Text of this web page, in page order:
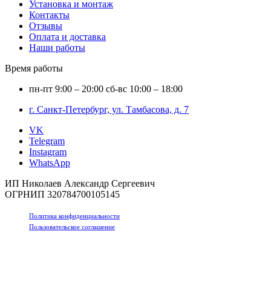
Установка и монтаж
Контакты
Отзывы
Оплата и доставка
Наши работы
Время работы
пн-пт 9:00 – 20:00 сб-вс 10:00 – 18:00
г. Санкт-Петербург, ул. Тамбасова, д. 7
VK
Telegram
Instagram
WhatsApp
ИП Николаев Александр Сергеевич
ОГРНИП 320784700105145
Политика конфиденциальности
Пользовательское соглашение